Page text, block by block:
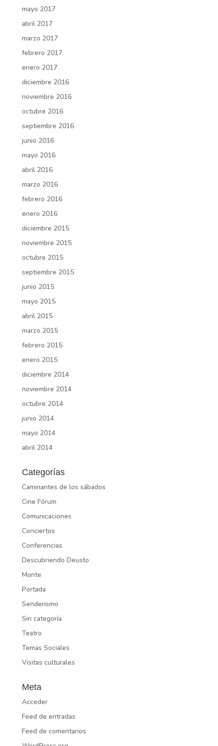
mayo 2017
abril 2017
marzo 2017
febrero 2017
enero 2017
diciembre 2016
noviembre 2016
octubre 2016
septiembre 2016
junio 2016
mayo 2016
abril 2016
marzo 2016
febrero 2016
enero 2016
diciembre 2015
noviembre 2015
octubre 2015
septiembre 2015
junio 2015
mayo 2015
abril 2015
marzo 2015
febrero 2015
enero 2015
diciembre 2014
noviembre 2014
octubre 2014
junio 2014
mayo 2014
abril 2014
Categorías
Caminantes de los sábados
Cine Fórum
Comunicaciones
Conciertos
Conferencias
Descubriendo Deusto
Monte
Portada
Senderismo
Sin categoría
Teatro
Temas Sociales
Visitas culturales
Meta
Acceder
Feed de entradas
Feed de comentarios